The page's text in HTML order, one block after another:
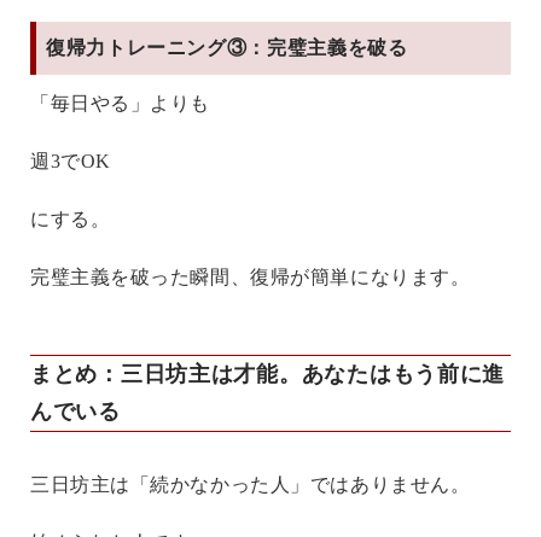
復帰力トレーニング③：完璧主義を破る
「毎日やる」よりも
週3でOK
にする。
完璧主義を破った瞬間、復帰が簡単になります。
まとめ：三日坊主は才能。あなたはもう前に進
んでいる
三日坊主は「続かなかった人」ではありません。